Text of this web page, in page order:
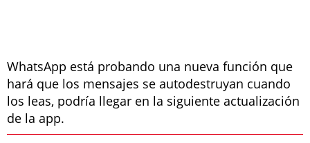
WhatsApp está probando una nueva función que
hará que los mensajes se autodestruyan cuando
los leas, podría llegar en la siguiente actualización
de la app.